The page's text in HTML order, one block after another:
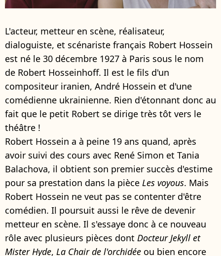
L'acteur, metteur en scène, réalisateur,
dialoguiste, et scénariste français Robert Hossein
est né le 30 décembre 1927 à Paris sous le nom
de Robert Hosseinhoff. Il est le fils d'un
compositeur iranien, André Hossein et d'une
comédienne ukrainienne. Rien d'étonnant donc au
fait que le petit Robert se dirige très tôt vers le
théâtre !
Robert Hossein a à peine 19 ans quand, après
avoir suivi des cours avec René Simon et Tania
Balachova, il obtient son premier succès d'estime
pour sa prestation dans la pièce Les voyous. Mais
Robert Hossein ne veut pas se contenter d'être
comédien. Il poursuit aussi le rêve de devenir
metteur en scène. Il s'essaye donc à ce nouveau
rôle avec plusieurs pièces dont Docteur Jekyll et
Mister Hyde, La Chair de l'orchidée ou bien encore